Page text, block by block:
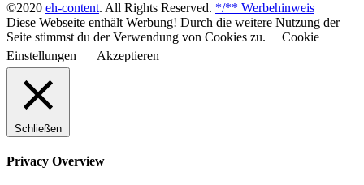
©2020 eh-content. All Rights Reserved. */** Werbehinweis
Diese Webseite enthält Werbung! Durch die weitere Nutzung der
Seite stimmst du der Verwendung von Cookies zu.
Cookie
Einstellungen
Akzeptieren
Schließen
Privacy Overview